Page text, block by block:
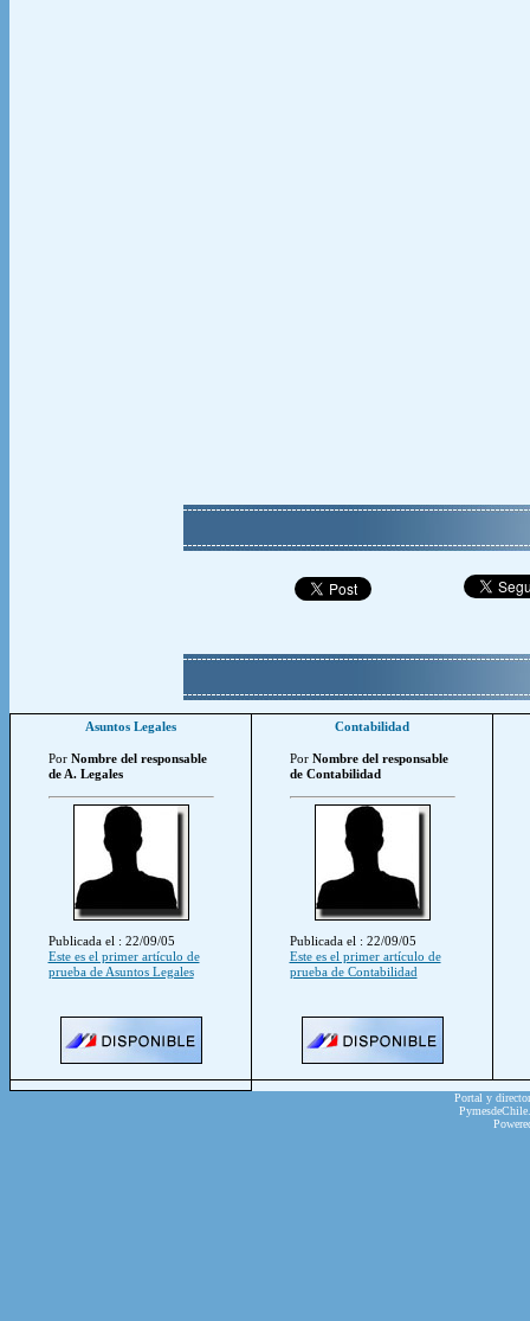
Asuntos Legales
Por Nombre del responsable
de A. Legales
Publicada el : 22/09/05
Este es el primer artículo de
prueba de Asuntos Legales
Contabilidad
Por Nombre del responsable
de Contabilidad
Publicada el : 22/09/05
Este es el primer artículo de
prueba de Contabilidad
Portal y